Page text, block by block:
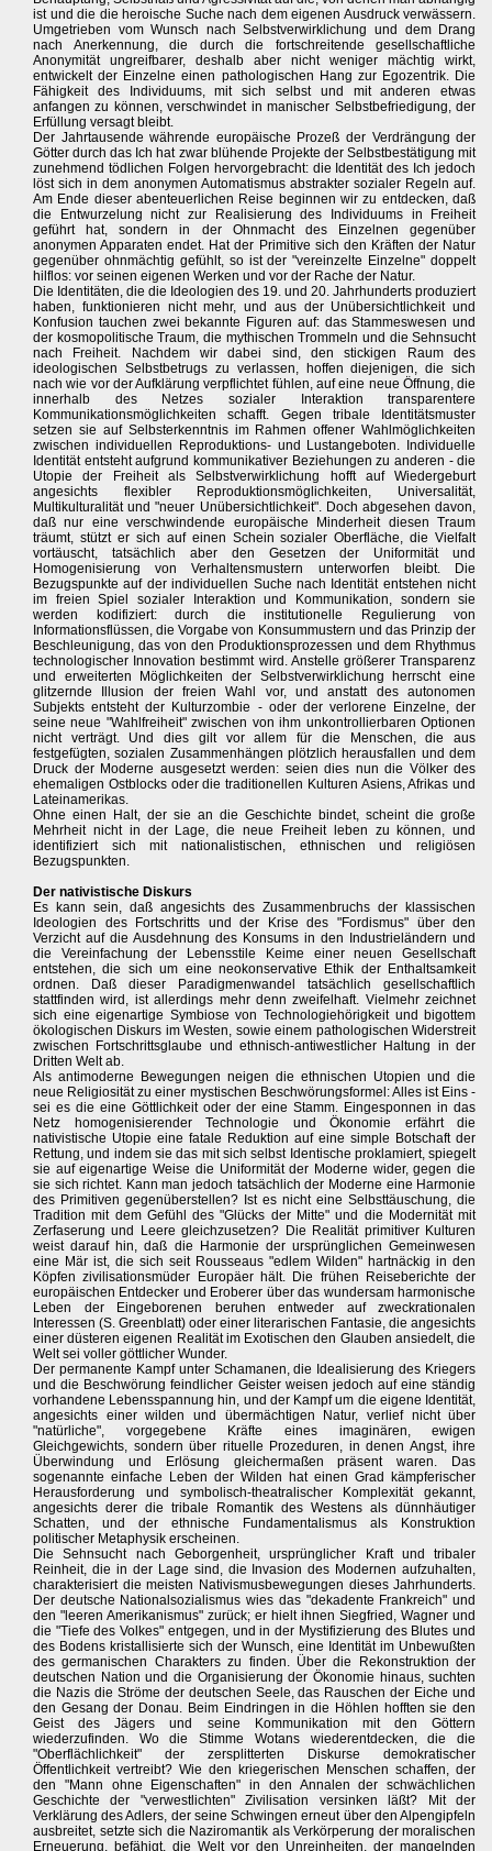
ist und die die heroische Suche nach dem eigenen Ausdruck verwässern.
Umgetrieben vom Wunsch nach Selbstverwirklichung und dem Drang
nach Anerkennung, die durch die fortschreitende gesellschaftliche
Anonymität ungreifbarer, deshalb aber nicht weniger mächtig wirkt,
entwickelt der Einzelne einen pathologischen Hang zur Egozentrik. Die
Fähigkeit des Individuums, mit sich selbst und mit anderen etwas
anfangen zu können, verschwindet in manischer Selbstbefriedigung, der
Erfüllung versagt bleibt.
Der Jahrtausende währende europäische Prozeß der Verdrängung der
Götter durch das Ich hat zwar blühende Projekte der Selbstbestätigung mit
zunehmend tödlichen Folgen hervorgebracht: die Identität des Ich jedoch
löst sich in dem anonymen Automatismus abstrakter sozialer Regeln auf.
Am Ende dieser abenteuerlichen Reise beginnen wir zu entdecken, daß
die Entwurzelung nicht zur Realisierung des Individuums in Freiheit
geführt hat, sondern in der Ohnmacht des Einzelnen gegenüber
anonymen Apparaten endet. Hat der Primitive sich den Kräften der Natur
gegenüber ohnmächtig gefühlt, so ist der "vereinzelte Einzelne" doppelt
hilflos: vor seinen eigenen Werken und vor der Rache der Natur.
Die Identitäten, die die Ideologien des 19. und 20. Jahrhunderts produziert
haben, funktionieren nicht mehr, und aus der Unübersichtlichkeit und
Konfusion tauchen zwei bekannte Figuren auf: das Stammeswesen und
der kosmopolitische Traum, die mythischen Trommeln und die Sehnsucht
nach Freiheit. Nachdem wir dabei sind, den stickigen Raum des
ideologischen Selbstbetrugs zu verlassen, hoffen diejenigen, die sich
nach wie vor der Aufklärung verpflichtet fühlen, auf eine neue Öffnung, die
innerhalb des Netzes sozialer Interaktion transparentere
Kommunikationsmöglichkeiten schafft. Gegen tribale Identitätsmuster
setzen sie auf Selbsterkenntnis im Rahmen offener Wahlmöglichkeiten
zwischen individuellen Reproduktions- und Lustangeboten. Individuelle
Identität entsteht aufgrund kommunikativer Beziehungen zu anderen - die
Utopie der Freiheit als Selbstverwirklichung hofft auf Wiedergeburt
angesichts flexibler Reproduktionsmöglichkeiten, Universalität,
Multikulturalität und "neuer Unübersichtlichkeit". Doch abgesehen davon,
daß nur eine verschwindende europäische Minderheit diesen Traum
träumt, stützt er sich auf einen Schein sozialer Oberfläche, die Vielfalt
vortäuscht, tatsächlich aber den Gesetzen der Uniformität und
Homogenisierung von Verhaltensmustern unterworfen bleibt. Die
Bezugspunkte auf der individuellen Suche nach Identität entstehen nicht
im freien Spiel sozialer Interaktion und Kommunikation, sondern sie
werden kodifiziert: durch die institutionelle Regulierung von
Informationsflüssen, die Vorgabe von Konsummustern und das Prinzip der
Beschleunigung, das von den Produktionsprozessen und dem Rhythmus
technologischer Innovation bestimmt wird. Anstelle größerer Transparenz
und erweiterten Möglichkeiten der Selbstverwirklichung herrscht eine
glitzernde Illusion der freien Wahl vor, und anstatt des autonomen
Subjekts entsteht der Kulturzombie - oder der verlorene Einzelne, der
seine neue "Wahlfreiheit" zwischen von ihm unkontrollierbaren Optionen
nicht verträgt. Und dies gilt vor allem für die Menschen, die aus
festgefügten, sozialen Zusammenhängen plötzlich herausfallen und dem
Druck der Moderne ausgesetzt werden: seien dies nun die Völker des
ehemaligen Ostblocks oder die traditionellen Kulturen Asiens, Afrikas und
Lateinamerikas.
Ohne einen Halt, der sie an die Geschichte bindet, scheint die große
Mehrheit nicht in der Lage, die neue Freiheit leben zu können, und
identifiziert sich mit nationalistischen, ethnischen und religiösen
Bezugspunkten.
Der nativistische Diskurs
Es kann sein, daß angesichts des Zusammenbruchs der klassischen
Ideologien des Fortschritts und der Krise des "Fordismus" über den
Verzicht auf die Ausdehnung des Konsums in den Industrieländern und
die Vereinfachung der Lebensstile Keime einer neuen Gesellschaft
entstehen, die sich um eine neokonservative Ethik der Enthaltsamkeit
ordnen. Daß dieser Paradigmenwandel tatsächlich gesellschaftlich
stattfinden wird, ist allerdings mehr denn zweifelhaft. Vielmehr zeichnet
sich eine eigenartige Symbiose von Technologiehörigkeit und bigottem
ökologischen Diskurs im Westen, sowie einem pathologischen Widerstreit
zwischen Fortschrittsglaube und ethnisch-antiwestlicher Haltung in der
Dritten Welt ab.
Als antimoderne Bewegungen neigen die ethnischen Utopien und die
neue Religiosität zu einer mystischen Beschwörungsformel: Alles ist Eins -
sei es die eine Göttlichkeit oder der eine Stamm. Eingesponnen in das
Netz homogenisierender Technologie und Ökonomie erfährt die
nativistische Utopie eine fatale Reduktion auf eine simple Botschaft der
Rettung, und indem sie das mit sich selbst Identische proklamiert, spiegelt
sie auf eigenartige Weise die Uniformität der Moderne wider, gegen die
sie sich richtet. Kann man jedoch tatsächlich der Moderne eine Harmonie
des Primitiven gegenüberstellen? Ist es nicht eine Selbsttäuschung, die
Tradition mit dem Gefühl des "Glücks der Mitte" und die Modernität mit
Zerfaserung und Leere gleichzusetzen? Die Realität primitiver Kulturen
weist darauf hin, daß die Harmonie der ursprünglichen Gemeinwesen
eine Mär ist, die sich seit Rousseaus "edlem Wilden" hartnäckig in den
Köpfen zivilisationsmüder Europäer hält. Die frühen Reiseberichte der
europäischen Entdecker und Eroberer über das wundersam harmonische
Leben der Eingeborenen beruhen entweder auf zweckrationalen
Interessen (S. Greenblatt) oder einer literarischen Fantasie, die angesichts
einer düsteren eigenen Realität im Exotischen den Glauben ansiedelt, die
Welt sei voller göttlicher Wunder.
Der permanente Kampf unter Schamanen, die Idealisierung des Kriegers
und die Beschwörung feindlicher Geister weisen jedoch auf eine ständig
vorhandene Lebensspannung hin, und der Kampf um die eigene Identität,
angesichts einer wilden und übermächtigen Natur, verlief nicht über
"natürliche", vorgegebene Kräfte eines imaginären, ewigen
Gleichgewichts, sondern über rituelle Prozeduren, in denen Angst, ihre
Überwindung und Erlösung gleichermaßen präsent waren. Das
sogenannte einfache Leben der Wilden hat einen Grad kämpferischer
Herausforderung und symbolisch-theatralischer Komplexität gekannt,
angesichts derer die tribale Romantik des Westens als dünnhäutiger
Schatten, und der ethnische Fundamentalismus als Konstruktion
politischer Metaphysik erscheinen.
Die Sehnsucht nach Geborgenheit, ursprünglicher Kraft und tribaler
Reinheit, die in der Lage sind, die Invasion des Modernen aufzuhalten,
charakterisiert die meisten Nativismusbewegungen dieses Jahrhunderts.
Der deutsche Nationalsozialismus wies das "dekadente Frankreich" und
den "leeren Amerikanismus" zurück; er hielt ihnen Siegfried, Wagner und
die "Tiefe des Volkes" entgegen, und in der Mystifizierung des Blutes und
des Bodens kristallisierte sich der Wunsch, eine Identität im Unbewußten
des germanischen Charakters zu finden. Über die Rekonstruktion der
deutschen Nation und die Organisierung der Ökonomie hinaus, suchten
die Nazis die Ströme der deutschen Seele, das Rauschen der Eiche und
den Gesang der Donau. Beim Eindringen in die Höhlen hofften sie den
Geist des Jägers und seine Kommunikation mit den Göttern
wiederzufinden. Wo die Stimme Wotans wiederentdecken, die die
"Oberflächlichkeit" der zersplitterten Diskurse demokratischer
Öffentlichkeit vertreibt? Wie den kriegerischen Menschen schaffen, der
den "Mann ohne Eigenschaften" in den Annalen der schwächlichen
Geschichte der "verwestlichten" Zivilisation versinken läßt? Mit der
Verklärung des Adlers, der seine Schwingen erneut über den Alpengipfeln
ausbreitet, setzte sich die Naziromantik als Verkörperung der moralischen
Erneuerung, befähigt, die Welt vor den Unreinheiten, der mangelnden